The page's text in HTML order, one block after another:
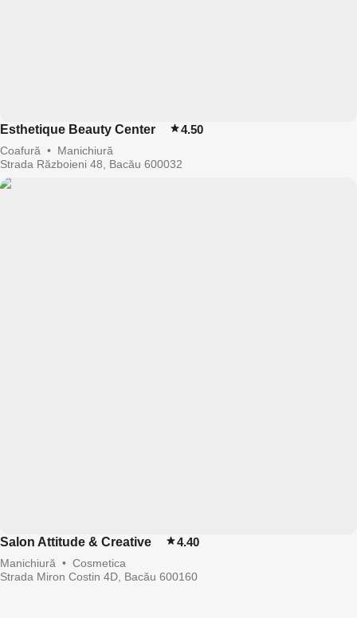
Esthetique Beauty Center 4.50
Coafură • Manichiură
Strada Războieni 48, Bacău 600032
Salon Attitude & Creative 4.40
Manichiură • Cosmetica
Strada Miron Costin 4D, Bacău 600160